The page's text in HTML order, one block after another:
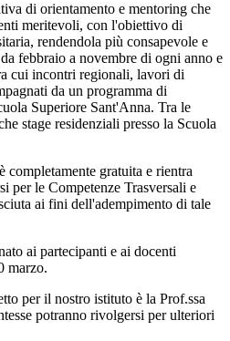
di orientamento e mentoring che
meritevoli, con l'obiettivo di
rendendola più consapevole e
febbraio a novembre di ogni anno e
cui incontri regionali, lavori di
da un programma di
Superiore Sant'Anna. Tra le
stage residenziali presso la Scuola
completamente gratuita e rientra
per le Competenze Trasversali e
ai fini dell'adempimento di tale
ai partecipanti e ai docenti
marzo.
per il nostro istituto è la Prof.ssa
potranno rivolgersi per ulteriori